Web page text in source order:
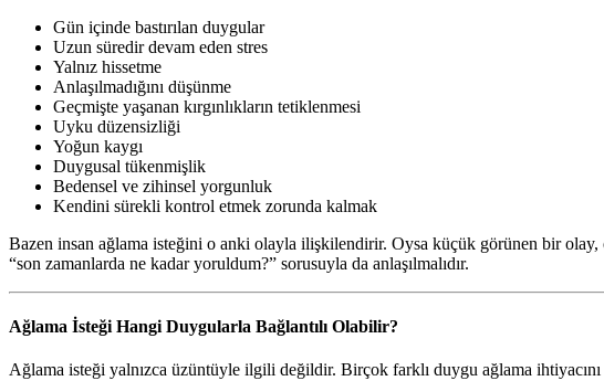
Gün içinde bastırılan duygular
Uzun süredir devam eden stres
Yalnız hissetme
Anlaşılmadığını düşünme
Geçmişte yaşanan kırgınlıkların tetiklenmesi
Uyku düzensizliği
Yoğun kaygı
Duygusal tükenmişlik
Bedensel ve zihinsel yorgunluk
Kendini sürekli kontrol etmek zorunda kalmak
Bazen insan ağlama isteğini o anki olayla ilişkilendirir. Oysa küçük görünen bir
“son zamanlarda ne kadar yoruldum?” sorusuyla da anlaşılmalıdır.
Ağlama İsteği Hangi Duygularla Bağlantılı Olabilir?
Ağlama isteği yalnızca üzüntüyle ilgili değildir. Birçok farklı duygu ağlama ihtiyacını